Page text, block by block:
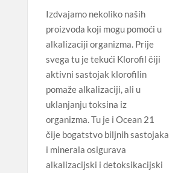
Izdvajamo nekoliko naših
proizvoda koji mogu pomoći u
alkalizaciji organizma. Prije
svega tu je tekući Klorofil čiji
aktivni sastojak klorofilin
pomaže alkalizaciji, ali u
uklanjanju toksina iz
organizma. Tu je i Ocean 21
čije bogatstvo biljnih sastojaka
i minerala osigurava
alkalizacijski i detoksikacijski